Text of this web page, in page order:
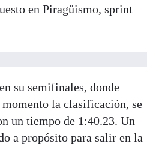
en Piragüismo, sprint
su semifinales, donde
la clasificación, se
un tiempo de 1:40.23. Un
a propósito para salir en la